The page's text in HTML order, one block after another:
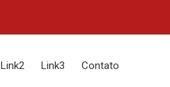
Link2 Link3 Contato